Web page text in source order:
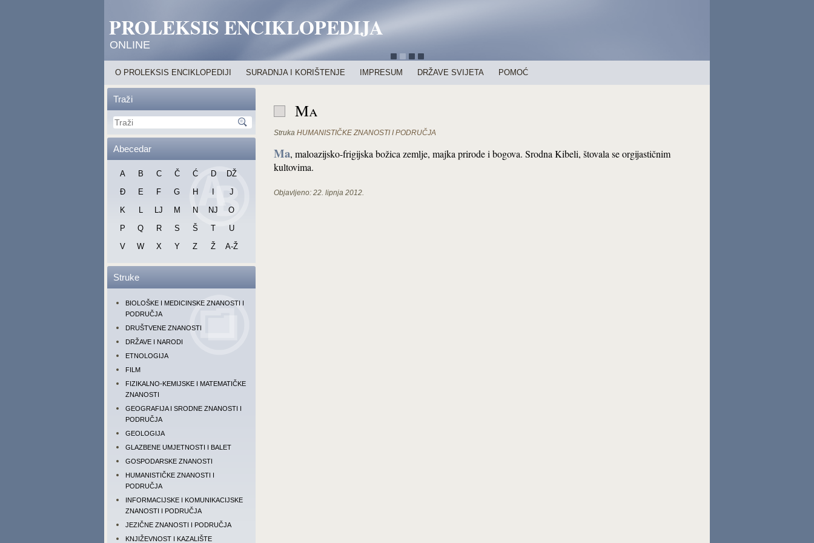
PROLEKSIS ENCIKLOPEDIJA
ONLINE
O PROLEKSIS ENCIKLOPEDIJI SURADNJA I KORIŠTENJE IMPRESUM DRŽAVE SVIJETA POMOĆ
Traži
Abecedar
A B C Č Ć D
DŽ
Đ
E F G H
J
K
L LJ M N NJ
O
P
Q R S Š T
U
V
W X Y Z Ž A-Ž
Struke
BIOLOŠKE I MEDICINSKE ZNANOSTI I
PODRUČJA
DRUŠTVENE ZNANOSTI
DRŽAVE I NARODI
ETNOLOGIJA
FILM
FIZIKALNO-KEMIJSKE I MATEMATIČKE
ZNANOSTI
GEOGRAFIJA I SRODNE ZNANOSTI I
PODRUČJA
GEOLOGIJA
GLAZBENE UMJETNOSTI I BALET
GOSPODARSKE ZNANOSTI
HUMANISTIČKE ZNANOSTI I
PODRUČJA
INFORMACIJSKE I KOMUNIKACIJSKE
ZNANOSTI I PODRUČJA
JEZIČNE ZNANOSTI I PODRUČJA
KNJIŽEVNOST I KAZALIŠTE
Ma
Struka HUMANISTIČKE ZNANOSTI I PODRUČJA
Ma, maloazijsko-frigijska božica zemlje, majka prirode i bogova. Srodna Kibeli, štovala se orgijastičnim
kultovima.
Objavljeno: 22. lipnja 2012.